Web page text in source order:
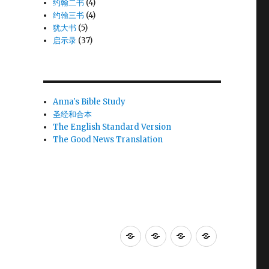
约翰二书 (4)
约翰三书 (4)
犹大书 (5)
启示录 (37)
Anna's Bible Study
圣经和合本
The English Standard Version
The Good News Translation
Anna's
圣
The The